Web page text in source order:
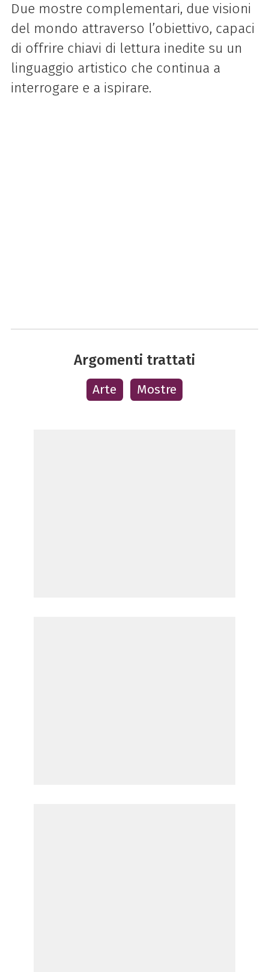
Due mostre complementari, due visioni
del mondo attraverso l’obiettivo, capaci
di offrire chiavi di lettura inedite su un
linguaggio artistico che continua a
interrogare e a ispirare.
Argomenti trattati
Arte Mostre